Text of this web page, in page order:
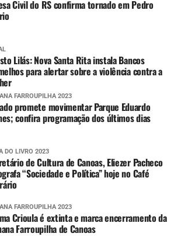
Civil do RS confirma tornado em Pedro
Lilás: Nova Santa Rita instala Bancos
para alertar sobre a violência contra a
FARROUPILHA 2023
promete movimentar Parque Eduardo
confira programação dos últimos dias
DO LIVRO 2023
de Cultura de Canoas, Eliezer Pacheco
“Sociedade e Política” hoje no Café
FARROUPILHA 2023
Crioula é extinta e marca encerramento da
Farroupilha de Canoas